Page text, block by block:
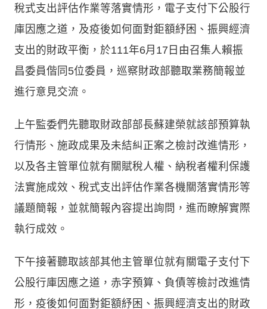
稅式支出評估作業等落實情形，電子支付下公股行
庫因應之道，及疫後如何面對鉅額紓困、振興經濟
支出的財政平衡，於111年6月17日由召集人賴振
昌委員偕同5位委員，巡察財政部聽取業務簡報並
進行意見交流。
上午監委們先聽取財政部部長蘇建榮就該部預算執
行情形、施政成果及未結糾正案之檢討改進情形，
以及各主管單位就有關賦稅人權、納稅者權利保護
法實施成效、稅式支出評估作業各機關落實情形等
議題簡報，並就簡報內容提出詢問，進而瞭解實際
執行成效。
下午接著聽取該部其他主管單位就有關電子支付下
公股行庫因應之道，赤字預算、負債等檢討改進情
形，疫後如何面對鉅額紓困、振興經濟支出的財政